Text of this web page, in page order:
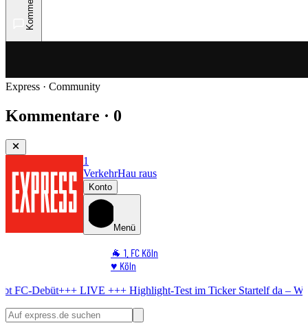
Express · Community
Kommentare · 0
1
VerkehrHau raus
Konto
Menü
🐐 1. FC Köln
♥️ Köln
🏆 Sport
+++ LIVE +++Highlight-Test im TickerStartelf da – WM-Star gibt